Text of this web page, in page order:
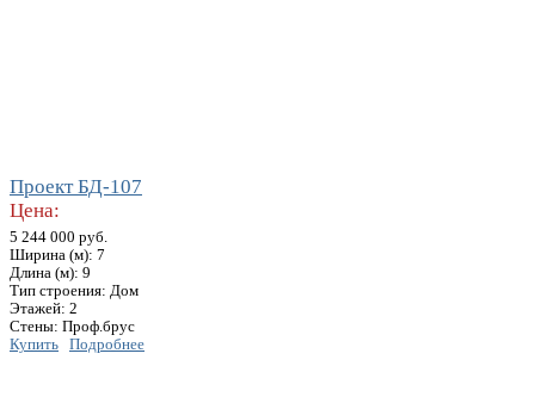
Проект БД-107
Цена:
5 244 000 руб.
Ширина (м): 7
Длина (м): 9
Тип строения: Дом
Этажей: 2
Стены: Проф.брус
Купить
Подробнее